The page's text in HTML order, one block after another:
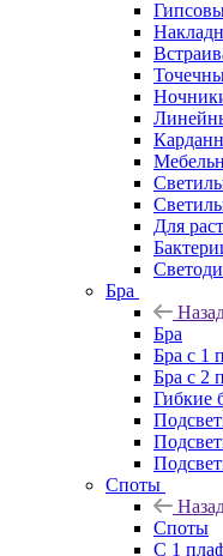
Для
Бра
Бра
Бра с 1
Бра с 2
Гибкие
Споты
Споты
С 1